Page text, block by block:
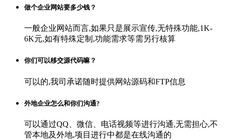
做个企业网站要多少钱？
一般企业网站而言,如果只是展示宣传,无特殊功能,1K-
6K元,如有特殊定制,功能需求等需另行核算
你们可以移交源代码嘛？
可以的,我司承诺随时提供网站源码和FTP信息
外地企业怎么和你们沟通?
可以通过QQ、微信、电话视频等进行沟通,无需担心,不
管本地及外地,项目进行中都是在线沟通的